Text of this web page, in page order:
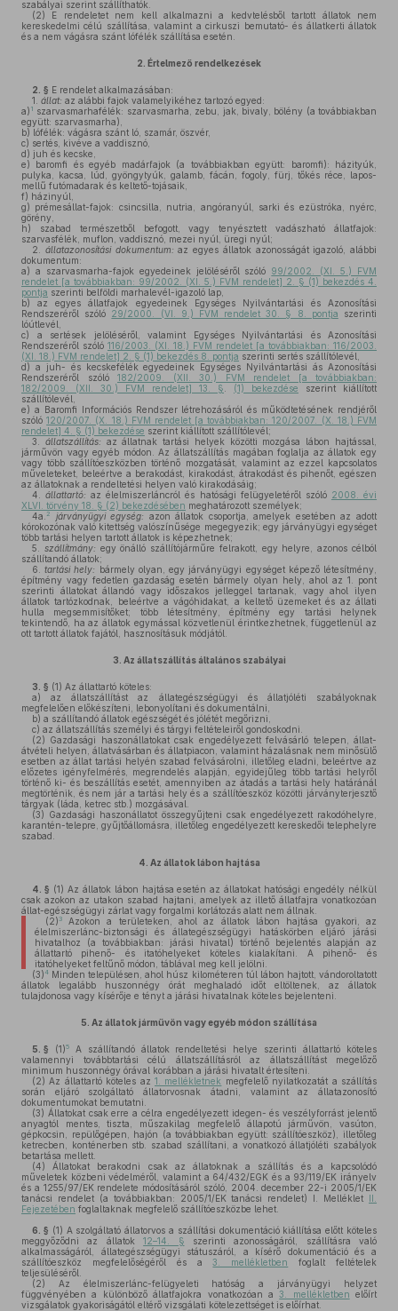
szabályai szerint szállíthatók.
(2) E rendeletet nem kell alkalmazni a kedvtelésből tartott állatok nem
kereskedelmi célú szállítása, valamint a cirkuszi bemutató- és állatkerti állatok
és a nem vágásra szánt lófélék szállítása esetén.
2. Értelmező rendelkezések
2. § E rendelet alkalmazásában:
1. állat: az alábbi fajok valamelyikéhez tartozó egyed:
a) 1 szarvasmarhafélék: szarvasmarha, zebu, jak, bivaly, bölény (a továbbiakban
együtt: szarvasmarha),
b) lófélék: vágásra szánt ló, szamár, öszvér,
c) sertés, kivéve a vaddisznó,
d) juh és kecske,
e) baromfi és egyéb madárfajok (a továbbiakban együtt: baromfi): házityúk,
pulyka, kacsa, lúd, gyöngytyúk, galamb, fácán, fogoly, fürj, tőkés réce, lapos-
mellű futómadarak és keltető-tojásaik,
f) házinyúl,
g) prémesállat-fajok: csincsilla, nutria, angóranyúl, sarki és ezüstróka, nyérc,
görény,
h) szabad természetből befogott, vagy tenyésztett vadászható állatfajok:
szarvasfélék, muflon, vaddisznó, mezei nyúl, üregi nyúl;
2.
állatazonosítási dokumentum: az egyes állatok azonosságát igazoló, alábbi
dokumentum:
a) a szarvasmarha-fajok egyedeinek jelöléséről szóló 99/2002. (XI. 5.) FVM
rendelet [a továbbiakban: 99/2002. (XI. 5.) FVM rendelet] 2. § (1) bekezdés 4.
pontja szerinti belföldi marhalevél-igazoló lap,
b) az egyes állatfajok egyedeinek Egységes Nyilvántartási és Azonosítási
Rendszeréről szóló 29/2000. (VI. 9.) FVM rendelet 30. § 8. pontja szerinti
lóútlevél,
c) a sertések jelöléséről, valamint Egységes Nyilvántartási és Azonosítási
Rendszeréről szóló 116/2003. (XI. 18.) FVM rendelet [a továbbiakban: 116/2003.
(XI. 18.) FVM rendelet] 2. § (1) bekezdés 8. pontja szerinti sertés szállítólevél,
d) a juh- és kecskefélék egyedeinek Egységes Nyilvántartási ás Azonosítási
Rendszeréről szóló 182/2009. (XII. 30.) FVM rendelet [a továbbiakban:
182/2009. (XII. 30.) FVM rendelet] 13. §
(1) bekezdése szerint kiállított
szállítólevél,
e) a Baromfi Információs Rendszer létrehozásáról és működtetésének rendjéről
szóló120/2007. (X. 18.) FVM rendelet [a továbbiakban: 120/2007. (X. 18.) FVM
rendelet] 4. § (1) bekezdése szerint kiállított szállítólevél;
3.
állatszállítás: az állatnak tartási helyek közötti mozgása lábon hajtással,
járművön vagy egyéb módon. Az állatszállítás magában foglalja az állatok egy
vagy több szállítóeszközben történő mozgatását, valamint az ezzel kapcsolatos
műveleteket, beleértve a berakodást, kirakodást, átrakodást és pihenőt, egészen
az állatoknak a rendeltetési helyen való kirakodásáig;
4.
állattartó: az élelmiszerláncról és hatósági felügyeletéről szóló 2008. évi
XLVI. törvény 18. § (2) bekezdésében meghatározott személyek;
4a. 2 járványügyi egység: azon állatok csoportja, amelyek esetében az adott
kórokozónak való kitettség valószínűsége megegyezik; egy járványügyi egységet
több tartási helyen tartott állatok is képezhetnek;
5.
szállítmány: egy önálló szállítójárműre felrakott, egy helyre, azonos célból
szállítandó állatok;
6.
tartási hely: bármely olyan, egy járványügyi egységet képező létesítmény,
építmény vagy fedetlen gazdaság esetén bármely olyan hely, ahol az 1. pont
szerinti állatokat állandó vagy időszakos jelleggel tartanak, vagy ahol ilyen
állatok tartózkodnak, beleértve a vágóhidakat, a keltető üzemeket és az állati
hulla megsemmisítőket; több létesítmény, építmény egy tartási helynek
tekintendő, ha az állatok egymással közvetlenül érintkezhetnek, függetlenül az
ott tartott állatok fajától, hasznosításuk módjától.
3. Az állatszállítás általános szabályai
3. § (1) Az állattartó köteles:
a) az állatszállítást az állategészségügyi és állatjóléti szabályoknak
megfelelően előkészíteni, lebonyolítani és dokumentálni,
b) a szállítandó állatok egészségét és jólétét megőrizni,
c) az állatszállítás személyi és tárgyi feltételeiről gondoskodni.
(2) Gazdasági haszonállatokat csak engedélyezett felvásárló telepen, állat-
átvételi helyen, állatvásárban és állatpiacon, valamint házalásnak nem minősülő
esetben az állat tartási helyén szabad felvásárolni, illetőleg eladni, beleértve az
előzetes igényfelmérés, megrendelés alapján, egyidejűleg több tartási helyről
történő ki- és beszállítás esetét, amennyiben az átadás a tartási hely határánál
megtörténik, és nem jár a tartási hely és a szállítóeszköz közötti járványterjesztő
tárgyak (láda, ketrec stb.) mozgásával.
(3) Gazdasági haszonállatot összegyűjteni csak engedélyezett rakodóhelyre,
karantén-telepre, gyűjtőállomásra, illetőleg engedélyezett kereskedői telephelyre
szabad.
4. Az állatok lábon hajtása
4. § (1) Az állatok lábon hajtása esetén az állatokat hatósági engedély nélkül
csak azokon az utakon szabad hajtani, amelyek az illető állatfajra vonatkozóan
állat-egészségügyi zárlat vagy forgalmi korlátozás alatt nem állnak.
(2) 3Azokon a területeken, ahol az állatok lábon hajtása gyakori, az
élelmiszerlánc-biztonsági és állategészségügyi hatáskörben eljáró járási
hivatalhoz (a továbbiakban: járási hivatal) történő bejelentés alapján az
állattartó pihenő- és itatóhelyeket köteles kialakítani. A pihenő- és
itatóhelyeket feltűnő módon, táblával meg kell jelölni.
(3)4 Minden településen, ahol húsz kilométeren túl lábon hajtott, vándoroltatott
állatok legalább huszonnégy órát meghaladó időt eltöltenek, az állatok
tulajdonosa vagy kísérője e tényt a járási hivatalnak köteles bejelenteni.
5. Az állatok járművön vagy egyéb módon szállítása
5. § (1)5A szállítandó állatok rendeltetési helye szerinti állattartó köteles
valamennyi továbbtartási célú állatszállításról az állatszállítást megelőző
minimum huszonnégy órával korábban a járási hivatalt értesíteni.
(2) Az állattartó köteles az 1. mellékletnek megfelelő nyilatkozatát a szállítás
során eljáró szolgáltató állatorvosnak átadni, valamint az állatazonosító
dokumentumokat bemutatni.
(3) Állatokat csak erre a célra engedélyezett idegen- és veszélyforrást jelentő
anyagtól mentes, tiszta, műszakilag megfelelő állapotú járművön, vasúton,
gépkocsin, repülőgépen, hajón (a továbbiakban együtt: szállítóeszköz), illetőleg
ketrecben, konténerben stb. szabad szállítani, a vonatkozó állatjóléti szabályok
betartása mellett.
(4) Állatokat berakodni csak az állatoknak a szállítás és a kapcsolódó
műveletek közbeni védelméről, valamint a 64/432/EGK és a 93/119/EK irányelv
és a 1255/97/EK rendelete módosításáról szóló, 2004. december 22-i 2005/1/EK
tanácsi rendelet (a továbbiakban: 2005/1/EK tanácsi rendelet) I. Melléklet II.
Fejezetében foglaltaknak megfelelő szállítóeszközbe lehet.
6. § (1) A szolgáltató állatorvos a szállítási dokumentáció kiállítása előtt köteles
meggyőződni az állatok12–14. § szerinti azonosságáról, szállításra való
alkalmasságáról, állategészségügyi státuszáról, a kísérő dokumentáció és a
szállítóeszköz megfelelőségéről és a3. mellékletben
foglalt feltételek
teljesüléséről.
(2) Az élelmiszerlánc-felügyeleti hatóság a járványügyi helyzet
függvényében a különböző állatfajokra vonatkozóan a3. mellékletben előírt
vizsgálatok gyakoriságától eltérő vizsgálati kötelezettséget is előírhat.